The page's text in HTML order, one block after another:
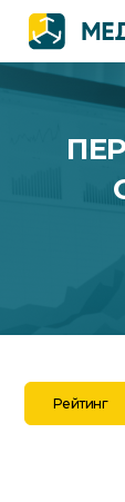
Рейтинг